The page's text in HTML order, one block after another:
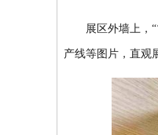
展区外墙上，“‘
产线等图片，直观